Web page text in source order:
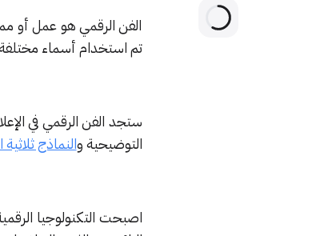
الفن الرقمي هو عمل أو
تم استخدام أسماء
ستجد الفن الرقمي في
التوضيحية والنماذج ثلاثية
اصبحت التكنولوجيا